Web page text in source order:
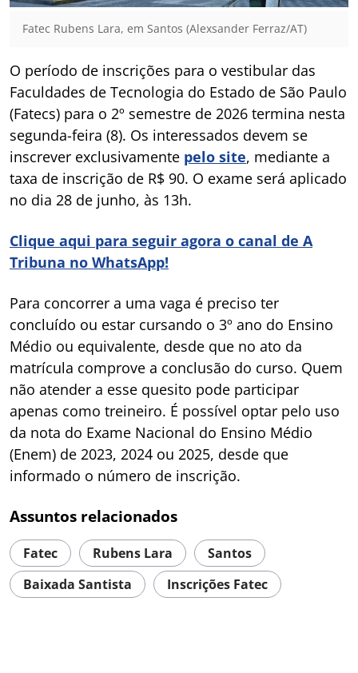
Fatec Rubens Lara, em Santos (Alexsander Ferraz/AT)
O período de inscrições para o vestibular das
Faculdades de Tecnologia do Estado de São Paulo
(Fatecs) para o 2º semestre de 2026 termina nesta
segunda-feira (8). Os interessados devem se
inscrever exclusivamente pelo site, mediante a
taxa de inscrição de R$ 90. O exame será aplicado
no dia 28 de junho, às 13h.
Clique aqui para seguir agora o canal de A
Tribuna no WhatsApp!
Para concorrer a uma vaga é preciso ter
concluído ou estar cursando o 3º ano do Ensino
Médio ou equivalente, desde que no ato da
matrícula comprove a conclusão do curso. Quem
não atender a esse quesito pode participar
apenas como treineiro. É possível optar pelo uso
da nota do Exame Nacional do Ensino Médio
(Enem) de 2023, 2024 ou 2025, desde que
informado o número de inscrição.
Assuntos relacionados
Fatec Rubens Lara
Santos
Baixada Santista
Inscrições Fatec